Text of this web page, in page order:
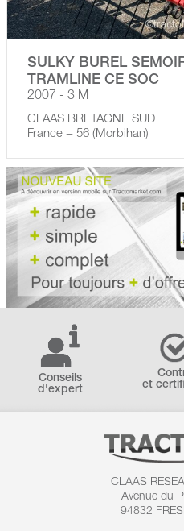
SULKY BUREL
TRAMLINE CE SOC
2007 - 3 M
CLAAS BRETAGNE SUD
France − 56 (Morbihan)
Conseils
d'expert
et
CLAAS
Avenue du
94832